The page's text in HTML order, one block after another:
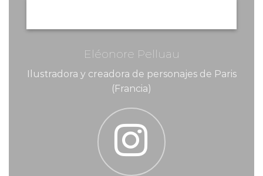
Eléonore Pelluau
Ilustradora y creadora de personajes de Paris
(Francia)